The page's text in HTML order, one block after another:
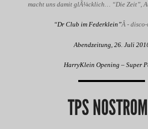
macht uns damit glÃ¼cklich… “Die Zeit”,
“Dr Club im Federklein”Â -
Abendzeitung, 26. Juli
HarryKlein Opening – Super
TPS